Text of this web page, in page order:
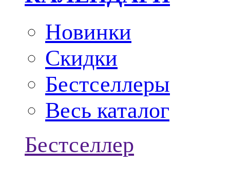
Новинки
Скидки
Бестселлеры
Весь каталог
Бестселлер